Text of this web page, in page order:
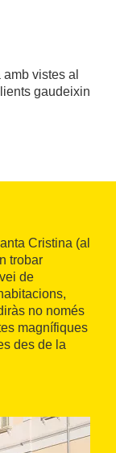
vistes al
gaudeixin
Cristina (al
trobar
de
no només
magnífiques
des de la